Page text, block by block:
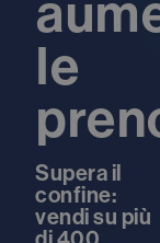
le
Supera il
confine:
vendi su più